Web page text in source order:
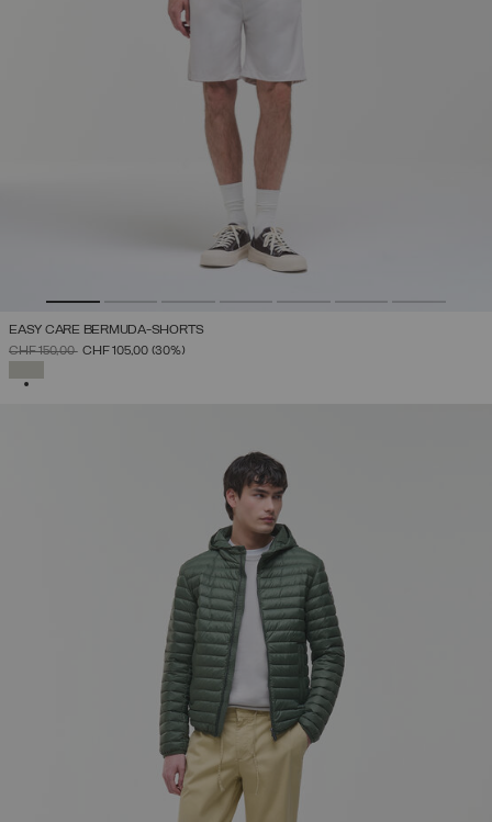
EASY CARE BERMUDA-SHORTS
PREIS REDUZIERT VON
CHF 150,00AUF
CHF 105,00 (30%)